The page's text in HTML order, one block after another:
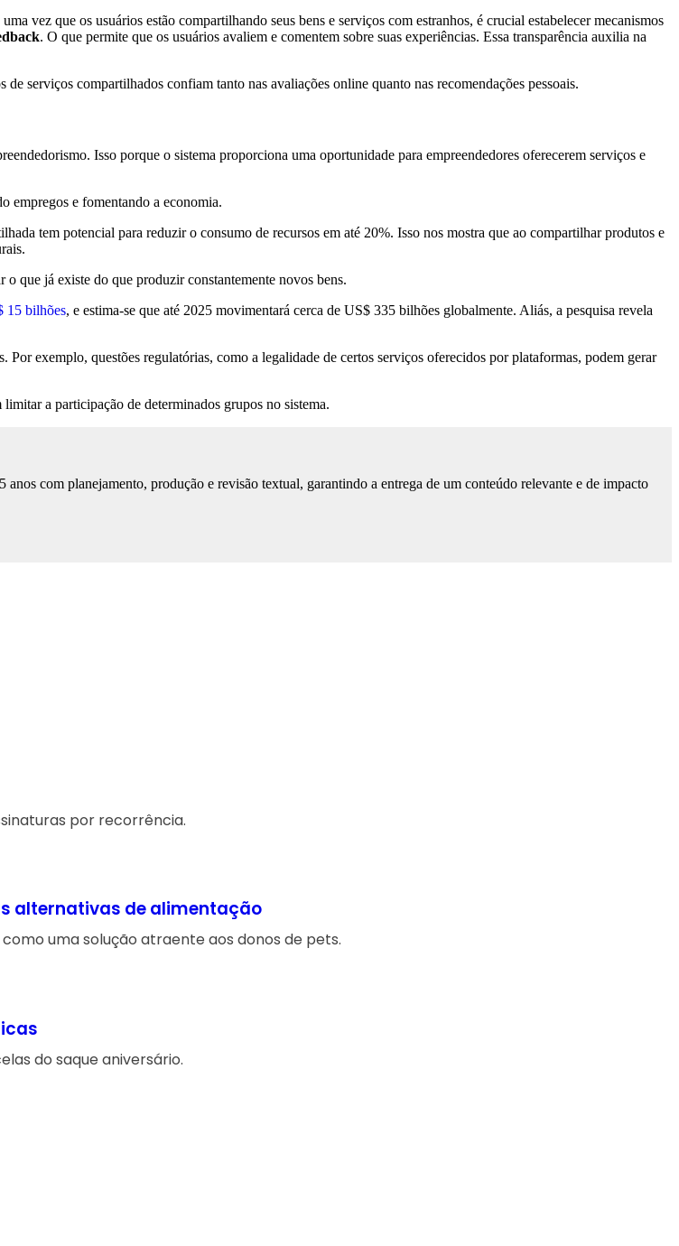
vez que os usuários estão compartilhando seus bens e serviços com estranhos, é crucial estabelecer mecanismos
. O que permite que os usuários avaliem e comentem sobre suas experiências. Essa transparência auxilia na
de serviços compartilhados confiam tanto nas avaliações online quanto nas recomendações pessoais.
Isso porque o sistema proporciona uma oportunidade para empreendedores oferecerem serviços e
empregos e fomentando a economia.
tem potencial para reduzir o consumo de recursos em até 20%. Isso nos mostra que ao compartilhar produtos e
que já existe do que produzir constantemente novos bens.
15 bilhões, e estima-se que até 2025 movimentará cerca de US$ 335 bilhões globalmente. Aliás, a pesquisa revela
exemplo, questões regulatórias, como a legalidade de certos serviços oferecidos por plataformas, podem gerar
a participação de determinados grupos no sistema.
com planejamento, produção e revisão textual, garantindo a entrega de um conteúdo relevante e de impacto
por recorrência.
alternativas de alimentação
uma solução atraente aos donos de pets.
do saque aniversário.